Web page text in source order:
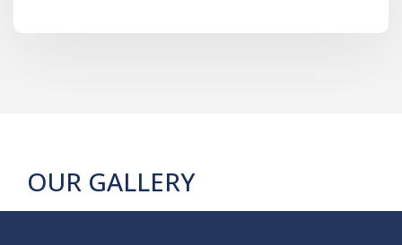
OUR GALLERY